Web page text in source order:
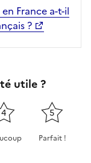
France a-t-il
?
utile ?
4 5
Parfait !